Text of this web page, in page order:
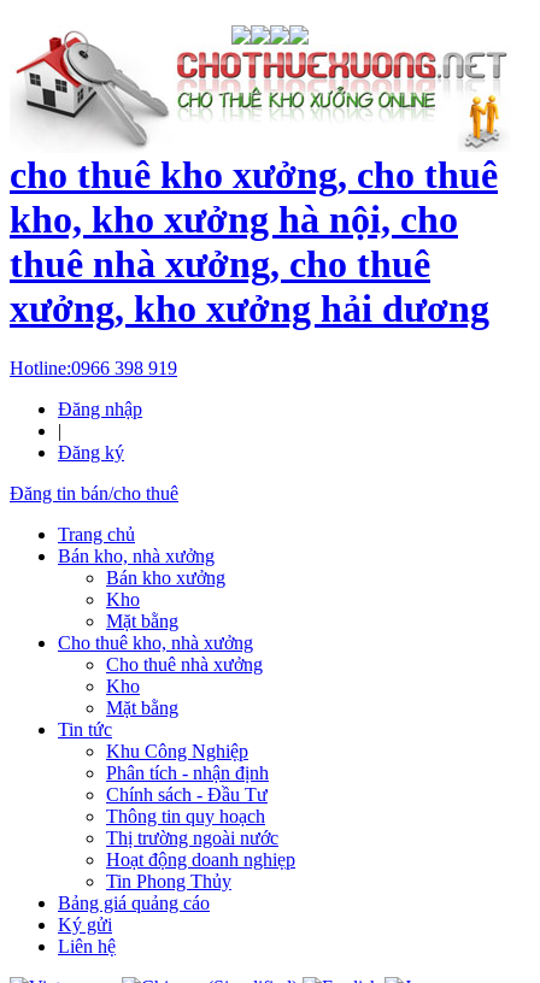
cho thuê kho xưởng, cho thuê
kho, kho xưởng hà nội, cho
thuê nhà xưởng, cho thuê
xưởng, kho xưởng hải dương
Hotline:0966 398 919
Đăng nhập
|
Đăng ký
Đăng tin bán/cho thuê
Trang chủ
Bán kho, nhà xưởng
Bán kho xưởng
Kho
Mặt bằng
Cho thuê kho, nhà xưởng
Cho thuê nhà xưởng
Kho
Mặt bằng
Tin tức
Khu Công Nghiệp
Phân tích - nhận định
Chính sách - Đầu Tư
Thông tin quy hoạch
Thị trường ngoài nước
Hoạt động doanh nghiẹp
Tin Phong Thủy
Bảng giá quảng cáo
Ký gửi
Liên hệ